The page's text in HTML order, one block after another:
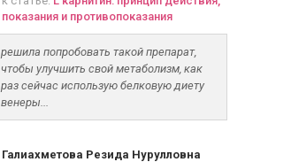
показания и противопоказания
решила попробовать такой препарат,
чтобы улучшить свой метаболизм, как
раз сейчас использую белковую диету
венеры...
Галиахметова Резида Нурулловна